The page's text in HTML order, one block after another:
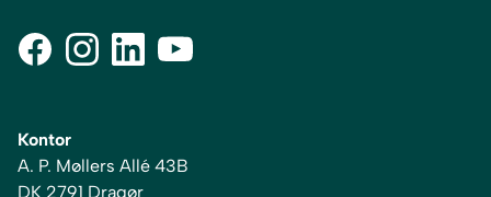
Kontor
A. P. Møllers Allé 43B
DK 2791 Dragør